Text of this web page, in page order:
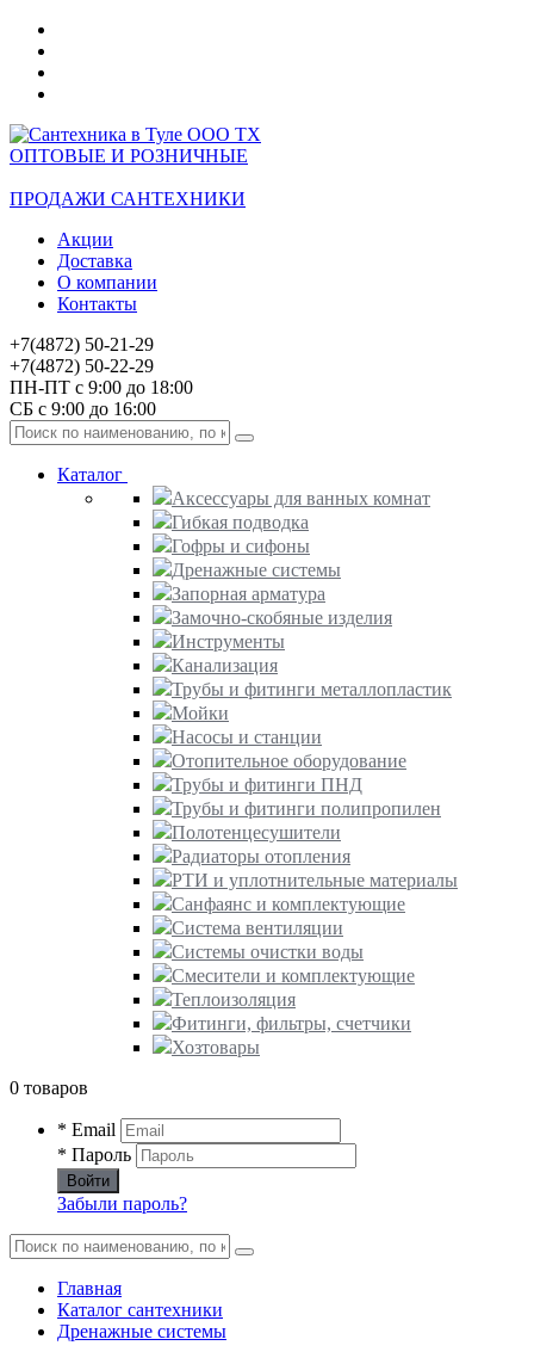
ОПТОВЫЕ И РОЗНИЧНЫЕ
ПРОДАЖИ САНТЕХНИКИ
Акции
Доставка
О компании
Контакты
+7(4872) 50-21-29
+7(4872) 50-22-29
ПН-ПТ с 9:00 до 18:00
СБ с 9:00 до 16:00
Каталог
Аксессуары для ванных комнат
Гибкая подводка
Гофры и сифоны
Дренажные системы
Запорная арматура
Замочно-скобяные изделия
Инструменты
Канализация
Трубы и фитинги металлопластик
Мойки
Насосы и станции
Отопительное оборудование
Трубы и фитинги ПНД
Трубы и фитинги полипропилен
Полотенцесушители
Радиаторы отопления
РТИ и уплотнительные материалы
Санфаянс и комплектующие
Система вентиляции
Системы очистки воды
Смесители и комплектующие
Теплоизоляция
Фитинги, фильтры, счетчики
Хозтовары
0 товаров
* Email
* Пароль
Войти
Забыли пароль?
Главная
Каталог сантехники
Дренажные системы